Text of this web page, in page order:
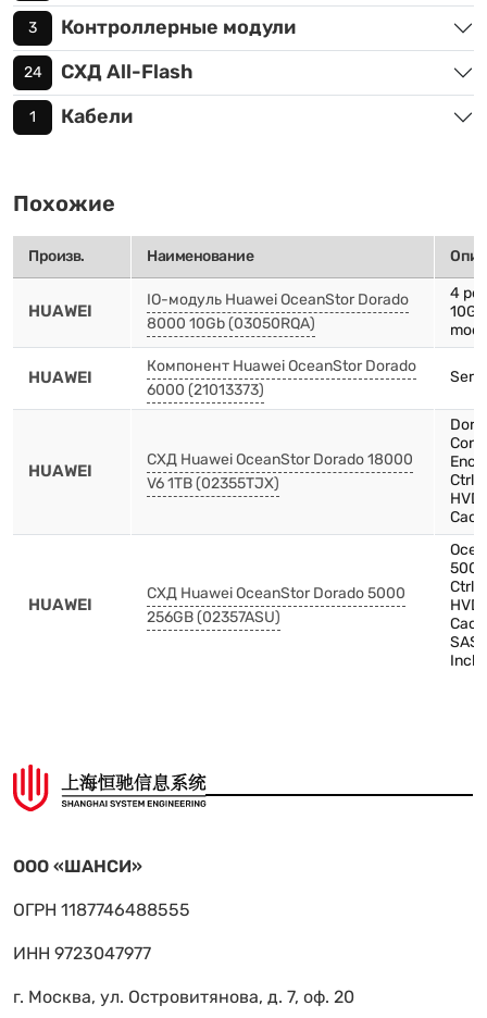
3 Контроллерные модули
24 СХД All-Flash
1 Кабели
Похожие
Произв. Наименование
HUAWEI
IO-модуль Huawei OceanStor Dorado
8000 10Gb (03050RQA)
4
HUAWEI
Компонент Huawei OceanStor Dorado
6000 (21013373)
HUAWEI
СХД Huawei OceanStor Dorado 18000
V6 1TB (02355TJX)
HUAWEI
СХД Huawei OceanStor Dorado 5000
256GB (02357ASU)
ООО «ШАНСИ»
ОГРН 1187746488555
ИНН 9723047977
г. Москва, ул. Островитянова, д. 7, оф. 20